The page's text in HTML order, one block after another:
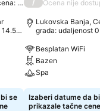
486 )
14.5
se
/ Ocena nije
Lukovska Banja,
grada: udaljenost
Besplatan WiFi
Bazen
Spa
Pogledaj cene
Izaberi datume da
prikazale tačne cene